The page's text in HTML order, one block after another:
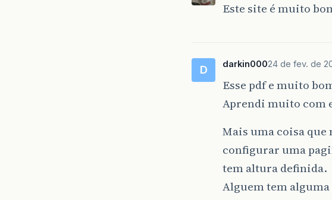
Este site é muito
D darkin00024 de fev. de
Esse pdf e muito
Aprendi muito com
Mais uma coisa
configurar uma
tem altura definida.
Alguem tem alguma